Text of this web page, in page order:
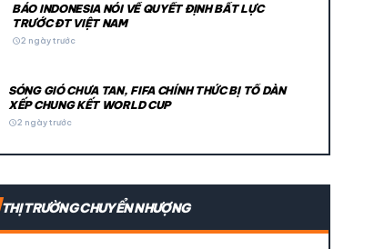
BÁO INDONESIA NÓI VỀ QUYẾT ĐỊNH BẤT LỰC
TRƯỚC ĐT VIỆT NAM
schedule2 ngày trước
SÓNG GIÓ CHƯA TAN, FIFA CHÍNH THỨC BỊ TỐ DÀN
XẾP CHUNG KẾT WORLD CUP
schedule2 ngày trước
THỊ TRƯỜNG CHUYỂN NHƯỢNG